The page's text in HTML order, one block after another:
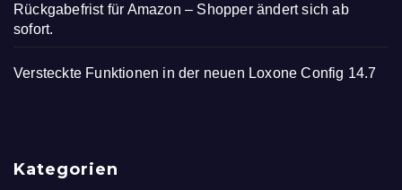
Rückgabefrist für Amazon – Shopper ändert sich ab
sofort.
Versteckte Funktionen in der neuen Loxone Config 14.7
Kategorien